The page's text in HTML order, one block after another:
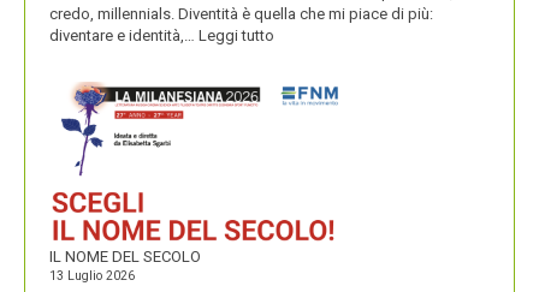
credo, millennials. Diventità è quella che mi piace di più:
diventare e identità,… Leggi tutto
E
IL NOME DEL SECOLO
13 Luglio 2026